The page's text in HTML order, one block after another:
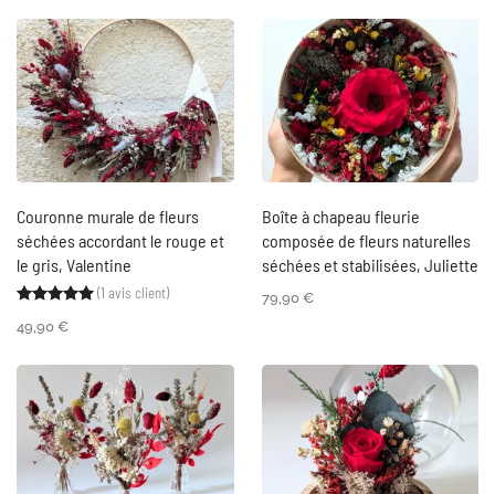
Couronne murale de fleurs
séchées accordant le rouge et
le gris, Valentine
Noté 5.00sur 5 basé sur
1 notation client
(1 avis client)
49,90 €
Boîte à chapeau fleurie
composée de fleurs naturelles
séchées et stabilisées, Juliette
79,90 €